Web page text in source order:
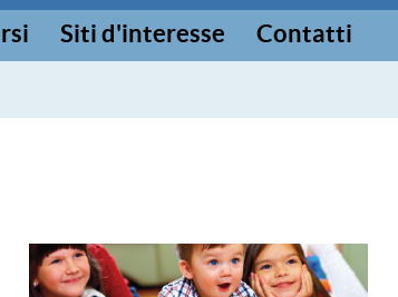
Siti d'interesse Contatti
Immagine